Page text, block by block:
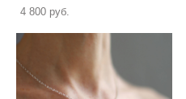
4 800 pуб.